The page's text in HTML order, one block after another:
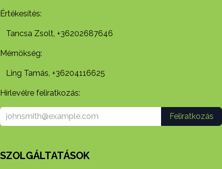
Értékesítés:
Tancsa Zsolt, +36202687646
Mérnökség:
Ling Tamás, +36204116625
Hírlevélre feliratkozás:
Feliratkozás
SZOLGÁLTATÁSOK